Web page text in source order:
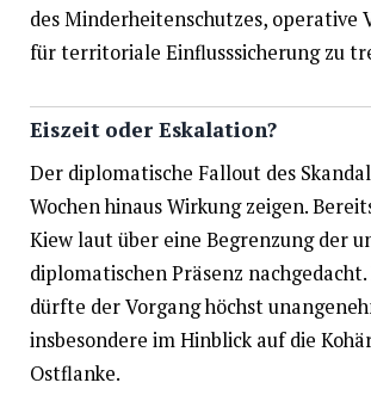
des Minderheitenschutzes, operative
für territoriale Einflusssicherung zu
Eiszeit oder Eskalation?
Der diplomatische Fallout des
Wochen hinaus Wirkung zeigen.
Kiew laut über eine Begrenzung der
diplomatischen Präsenz
dürfte der Vorgang höchst
insbesondere im Hinblick auf die
Ostflanke.